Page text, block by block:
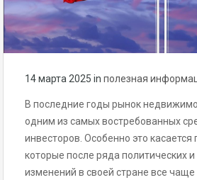
14 марта 2025 in полезная
В последние годы рынок
одним из самых востребованных
инвесторов. Особенно это
которые после ряда политических
изменений в своей стране все